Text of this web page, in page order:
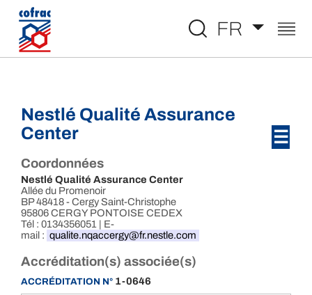
Aller au contenu
FR
Nestlé Qualité Assurance
Center
☰
Coordonnées
Nestlé Qualité Assurance Center
Allée du Promenoir
BP 48418 - Cergy Saint-Christophe
95806 CERGY PONTOISE CEDEX
Tél : 0134356051 | E-
mail : qualite.nqaccergy@fr.nestle.com
Accréditation(s) associée(s)
ACCRÉDITATION N° 1-0646